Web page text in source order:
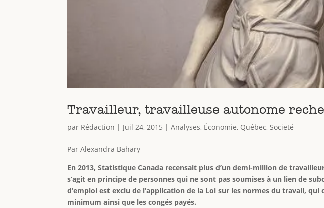
Travailleur, travailleuse autonome
par Rédaction | Juil 24, 2015 |Analyses, Économie, Québec,Societé
Par Alexandra Bahary
En 2013, Statistique Canada recensait plus d’un demi-million de
s’agit en principe de personnes qui ne sont pas soumises à un lien de
d’emploi est exclu de l’application de la Loi sur les normes du travail,
minimum ainsi que les congés payés.